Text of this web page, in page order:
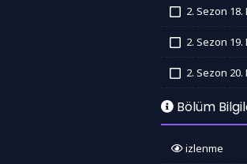
2. Sezon 18.
2. Sezon 19.
2. Sezon 20.
Bölüm
izlenme